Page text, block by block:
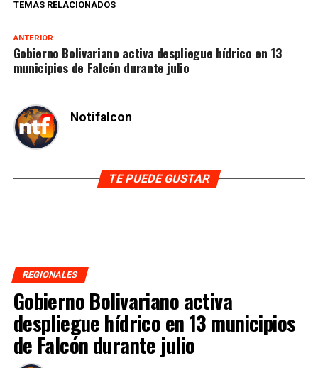
TEMAS RELACIONADOS
ANTERIOR
Gobierno Bolivariano activa despliegue hídrico en 13
municipios de Falcón durante julio
Notifalcon
TE PUEDE GUSTAR
REGIONALES
Gobierno Bolivariano activa
despliegue hídrico en 13 municipios
de Falcón durante julio